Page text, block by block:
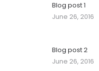
Blog post 1
June 26, 2016
Blog post 2
June 26, 2016